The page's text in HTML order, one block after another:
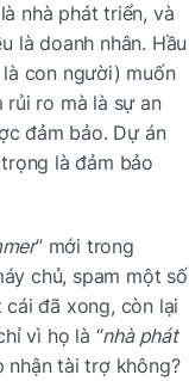
nhà phát triển, và
là doanh nhân. Hầu
con người) muốn
rủi ro mà là sự an
đảm bảo. Dự án
là đảm bảo
” mới trong
chủ, spam một số
đã xong, còn lại
vì họ là “nhà phát
nhận tài trợ không?